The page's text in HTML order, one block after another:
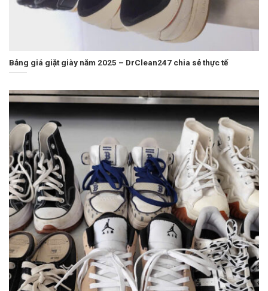
Bảng giá giặt giày năm 2025 – DrClean247 chia sẻ thực tế